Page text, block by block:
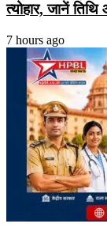
त्योहार, जानें तिथि
7 hours ago